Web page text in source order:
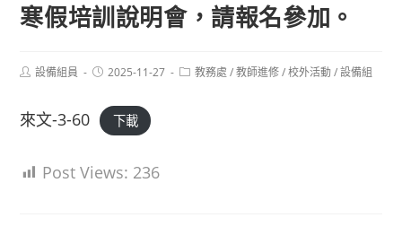
寒假培訓說明會，請報名參加。
Post設備組員
Post2025-11-27
Post教務處 / 教師進修 / 校外活動 / 設備組
來文-3-60 下載
Post Views: 236